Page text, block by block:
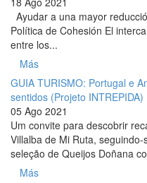
Ayudar a una mayor
Política de Cohesión El
entre los...
Más
GUIA TURISMO: Portugal e
sentidos (Projeto INTREPIDA)
05 Ago 2021
Um convite para descobrir
Villalba de Mi Ruta,
seleção de Queijos Doñana
Más